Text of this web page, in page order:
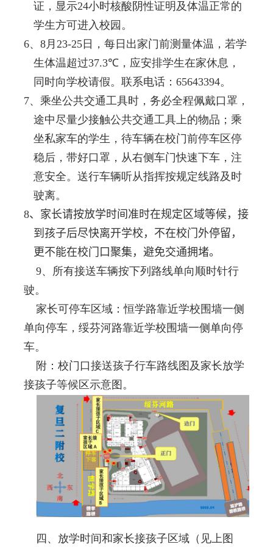
证，显示24小时核酸阴性证明及体温正常的
学生方可进入校园。
6、 8月 23-25日，每日出家门前测量体温，若学
生体温超过37.3℃，应安排学生在家休息，
同时向学校请假。联系电话： 65643394。
7、乘坐公共交通工具时，务必全程佩戴口罩，
途中尽量少接触公共交通工具上的物品；乘
坐私家车的学生，待车辆在校门前停车区停
稳后，带好口罩，从右侧车门快速下车，注
意安全。送行车辆听从指挥按规定线路及时
驶离。
8、 家长请按放学时间准时在规定区域等候，接
到孩子后尽快离开学校，不在校门外停留，
更不能在校门口聚集， 避免交通拥堵。
9、所有接送车辆按下列路线单向顺时针行
驶。
家长可停车区域：恒学路靠近学校围墙一侧
单向停车，绥芬河路靠近学校围墙一侧单向停
车。
附：校门口接送孩子行车路线图及家长放学
接孩子等候区示意图。
四、放学时间和家长接孩子区域（见上图